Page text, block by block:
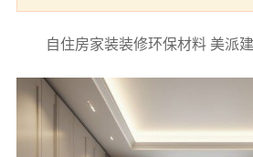
自住房家装装修环保材料 美派